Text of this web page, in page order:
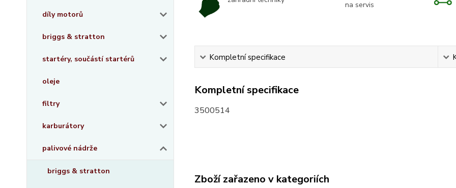
díly motorů
briggs & stratton
startéry, součástí startérů
oleje
filtry
karburátory
palivové nádrže
briggs & stratton
na servis
Kompletní specifikace
Kompletní specifikace
3500514
Zboží zařazeno v kategoriích